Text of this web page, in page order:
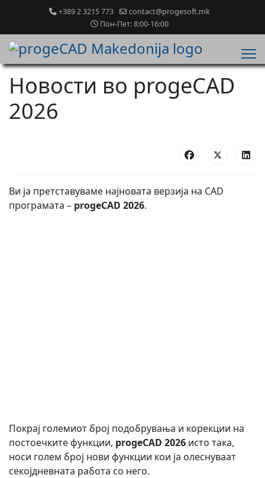
+389 2 3215 773
contact@progesoft.mk
Пон-Пет: 8:00-16:00
Новости во progeCAD
2026
Ви ја претставуваме најновата верзија на CAD
програмата – progeCAD 2026.
Покрај големиот број подобрувања и корекции на
постоечките функции, progeCAD 2026 исто така,
носи голем број нови функции кои ја олеснуваат
секојдневната работа со него.